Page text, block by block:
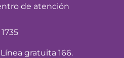
de atención
gratuita 166.